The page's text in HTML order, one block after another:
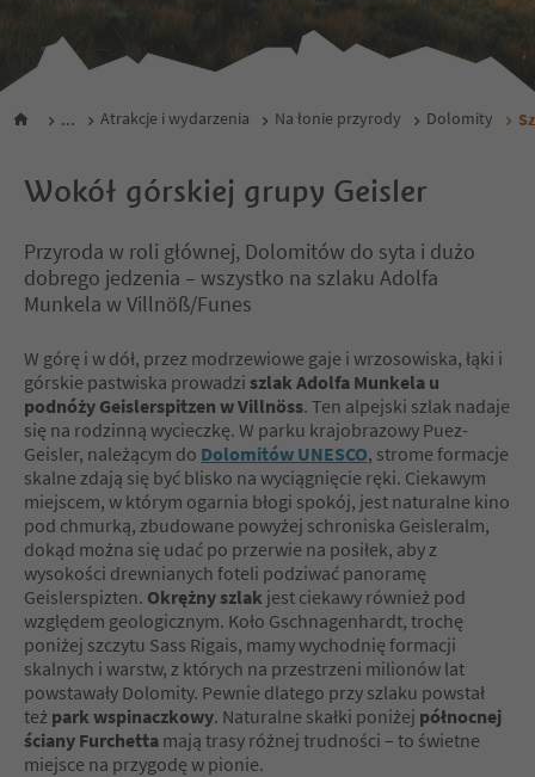
... Atrakcje i wydarzenia Na łonie przyrody Dolomity
Wokół górskiej grupy Geisler
Przyroda w roli głównej, Dolomitów do syta i dużo
dobrego jedzenia – wszystko na szlaku Adolfa
Munkela w Villnöß/Funes
W górę i w dół, przez modrzewiowe gaje i wrzosowiska, łąki i
górskie pastwiska prowadzi szlak Adolfa Munkela u
podnóży Geislerspitzen w Villnöss. Ten alpejski szlak nadaje
się na rodzinną wycieczkę. W parku krajobrazowy Puez-
Geisler, należącym do Dolomitów UNESCO, strome formacje
skalne zdają się być blisko na wyciągnięcie ręki. Ciekawym
miejscem, w którym ogarnia błogi spokój, jest naturalne kino
pod chmurką, zbudowane powyżej schroniska Geisleralm,
dokąd można się udać po przerwie na posiłek, aby z
wysokości drewnianych foteli podziwać panoramę
Geislerspizten. Okrężny szlak jest ciekawy również pod
względem geologicznym. Koło Gschnagenhardt, trochę
poniżej szczytu Sass Rigais, mamy wychodnię formacji
skalnych i warstw, z których na przestrzeni milionów lat
powstawały Dolomity. Pewnie dlatego przy szlaku powstał
też park wspinaczkowy. Naturalne skałki poniżej północnej
ściany Furchetta mają trasy różnej trudności – to świetne
miejsce na przygodę w pionie.